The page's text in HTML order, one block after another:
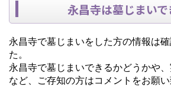
永昌寺は墓じまいで
永昌寺で墓じまいをした方の情報は
た。
永昌寺で墓じまいできるかどうかや
など、ご存知の方はコメントをお願い